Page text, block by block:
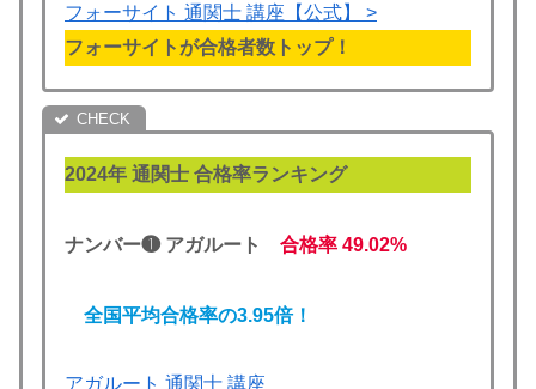
フォーサイト 通関士 講座【公式】 >
フォーサイトが合格者数トップ！
2024年 通関士 合格率ランキング
ナンバー❶ アガルート 合格率 49.02%
全国平均合格率の3.95倍！
アガルート 通関士 講座